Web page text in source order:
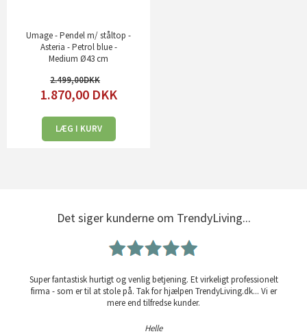
Umage - Pendel m/ ståltop -
Asteria - Petrol blue -
Medium Ø43 cm
2.499,00
1.870,00 DKK
LÆG I KURV
Det siger kunderne om TrendyLiving...
Super fantastisk hurtigt og venlig betjening. Et virkeligt professionelt
firma - som er til at stole på. Tak for hjælpen TrendyLiving.dk... Vi er
mere end tilfredse kunder.
Helle